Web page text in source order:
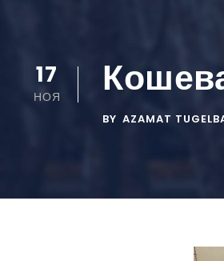
17
НОЯ
BY AZAMAT